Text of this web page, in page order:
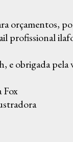
orçamentos,
profissional
e obrigada pela
Fox